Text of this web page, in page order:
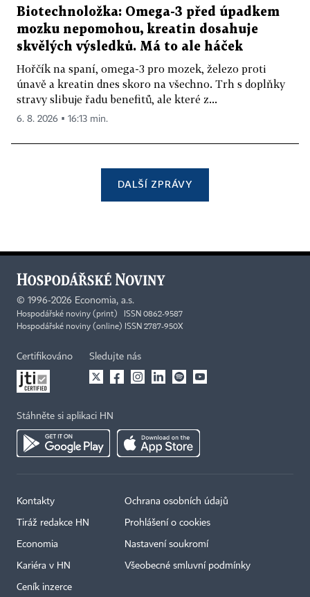
Biotechnoložka: Omega-3 před úpadkem
mozku nepomohou, kreatin dosahuje
skvělých výsledků. Má to ale háček
Hořčík na spaní, omega-3 pro mozek, železo proti
únavě a kreatin dnes skoro na všechno. Trh s doplňky
stravy slibuje řadu benefitů, ale které z...
6. 8. 2026 ▪ 16:13 min.
DALŠÍ ZPRÁVY
© 1996-2026 Economia, a.s.
Hospodářské noviny (print) ISSN 0862-9587
Hospodářské noviny (online) ISSN 2787-950X
Certifikováno Sledujte nás
Stáhněte si aplikaci HN
Kontakty
Tiráž redakce HN
Economia
Kariéra v HN
Ceník inzerce
Ochrana osobních údajů
Prohlášení o cookies
Nastavení soukromí
Všeobecné smluvní podmínky